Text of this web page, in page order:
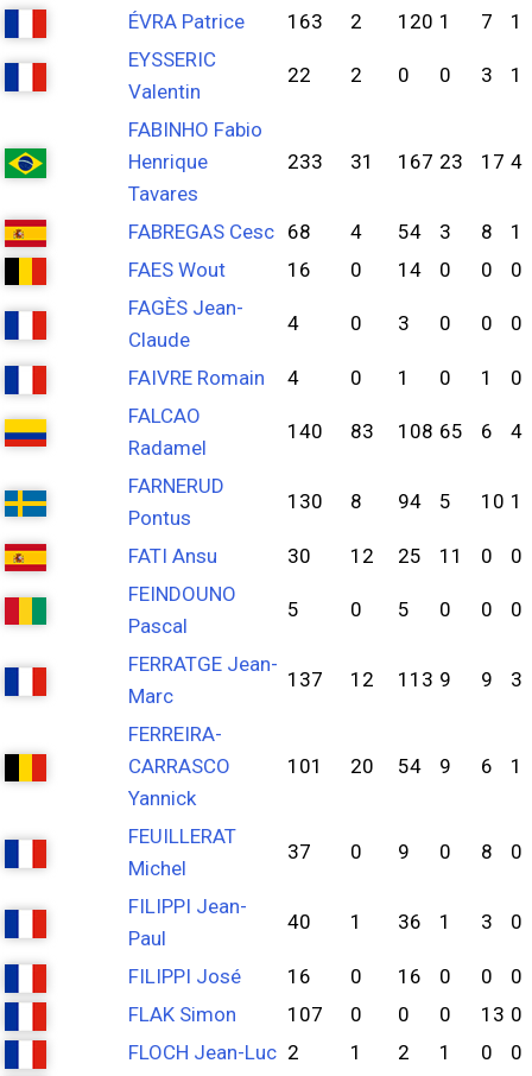
ÉVRA Patrice 163 2 120 1 7
1
EYSSERIC
Valentin
22 2 0 0 3 1
FABINHO Fabio
Henrique
Tavares
233 31 167 23 17 4
FABREGAS Cesc 68 4 54 3 8
1
FAES Wout
16 0 14 0 0
0
FAGÈS Jean-
Claude
4 0 3 0 0 0
FAIVRE Romain 4 0 1 0 1
0
FALCAO
Radamel
140 83 108 65 6 4
FARNERUD
Pontus
130 8 94 5 10 1
FATI Ansu 30 12 25 11 0
0
FEINDOUNO
Pascal
5 0 5 0 0 0
FERRATGE Jean-
Marc
137 12 113 9 9 3
FERREIRA-
CARRASCO
Yannick
101 20 54 9 6 1
FEUILLERAT
Michel
37 0 9 0 8 0
FILIPPI Jean-
Paul
40 1 36 1 3 0
FILIPPI José 16 0 16 0 0
0
FLAK Simon
107 0 0 0 13 0
FLOCH Jean-Luc 2 1 2 1 0
0